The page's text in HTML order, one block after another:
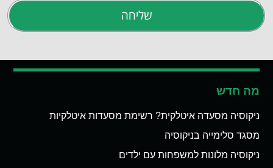
שליחה
מה חדש
ניקוסיה מסעדה איטלקית? רשימת מסעדות איטלקיות
מסגד סלימייה בניקוסיה
ניקוסיה מלונות למשפחות עם ילדים